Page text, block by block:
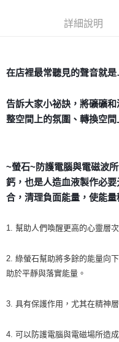
每筆NT$80，滿NT$3,000(
每筆NT$80，滿NT$3,000(
每筆NT$80，滿NT$3,000(
付款後門市自取
免運費
詳細說明
在店裡最常聽見的聲音就
告訴大家小祕訣，將礦礦
整空間上的氛圍、轉換空間
~螢石~防護電腦與電磁波
鈣，也是人造血液製作必
合，清理負面能量，使能
1. 幫助人們喚醒更高的心靈層
2. 綠螢石幫助將多餘的能量向
助於平靜與落實能量。
3. 具有保護作用，尤其在精神層
4. 可以防護電腦與電磁場所造